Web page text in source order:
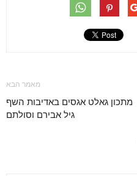
מאמר הבא
מתכון גאלט אגסים באדיבות השף
גיל אבירם וסולתם